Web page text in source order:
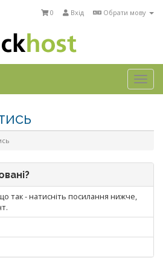
Обрати мову
Вхід
0
так - натисніть посилання нижче,